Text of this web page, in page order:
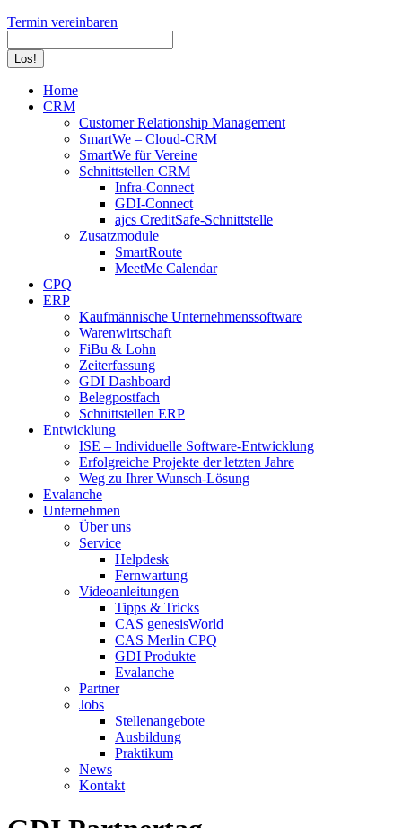
Termin vereinbaren
Home
CRM
Customer Relationship Management
SmartWe – Cloud-CRM
SmartWe für Vereine
Schnittstellen CRM
Infra-Connect
GDI-Connect
ajcs CreditSafe-Schnittstelle
Zusatzmodule
SmartRoute
MeetMe Calendar
CPQ
ERP
Kaufmännische Unternehmenssoftware
Warenwirtschaft
FiBu & Lohn
Zeiterfassung
GDI Dashboard
Belegpostfach
Schnittstellen ERP
Entwicklung
ISE – Individuelle Software-Entwicklung
Erfolgreiche Projekte der letzten Jahre
Weg zu Ihrer Wunsch-Lösung
Evalanche
Unternehmen
Über uns
Service
Helpdesk
Fernwartung
Videoanleitungen
Tipps & Tricks
CAS genesisWorld
CAS Merlin CPQ
GDI Produkte
Evalanche
Partner
Jobs
Stellenangebote
Ausbildung
Praktikum
News
Kontakt